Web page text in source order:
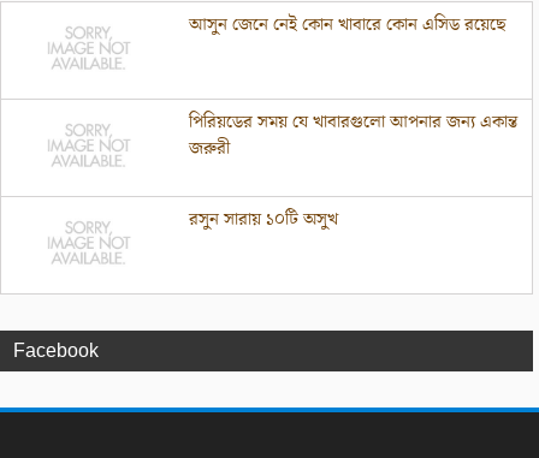
আসুন জেনে নেই কোন খাবারে কোন এসিড রয়েছে
পিরিয়ডের সময় যে খাবারগুলো আপনার জন্য একান্ত
জরুরী
রসুন সারায় ১০টি অসুখ
Facebook